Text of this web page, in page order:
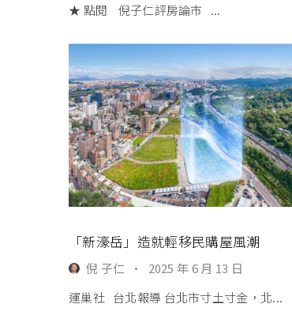
★ 點閱 倪子仁評房論市 ...
「新濠岳」造就輕移民購屋風潮
倪 子仁 ·
2025 年 6 月 13 日
運巢社 台北報導 台北市寸土寸金，北...